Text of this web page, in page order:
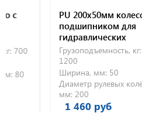
700
80
PU 200х50мм колесо с
подшипником для
гидравлических
тележек
Грузоподъемность, кг:
1200
Ширина, мм: 50
Диаметр рулевых колёс,
200
1 460 руб